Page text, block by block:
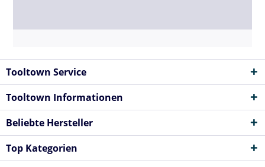
Tooltown Service
Tooltown Informationen
Beliebte Hersteller
Top Kategorien